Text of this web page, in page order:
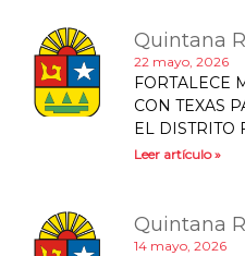
Quintana
22 mayo, 2026
FORTALECE
CON TEXAS
EL DISTRITO
Leer artículo »
Quintana
14 mayo, 2026